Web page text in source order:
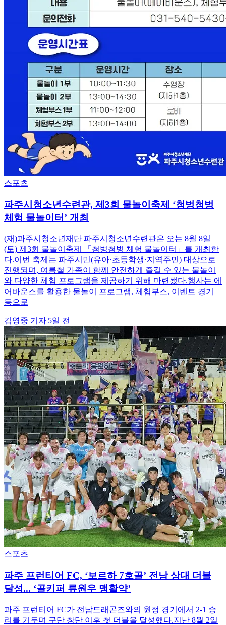
스포츠
파주시청소년수련관, 제3회 물놀이축제 ‘첨벙첨벙
체험 물놀이터’ 개최
(재)파주시청소년재단 파주시청소년수련관은 오는 8월 8일
(토) 제3회 물놀이축제 「첨벙첨벙 체험 물놀이터」를 개최한
다.이번 축제는 파주시민(유아·초등학생·지역주민) 대상으로
진행되며, 여름철 가족이 함께 안전하게 즐길 수 있는 물놀이
와 다양한 체험 프로그램을 제공하기 위해 마련됐다.행사는 에
어바운스를 활용한 물놀이 프로그램, 체험부스, 이벤트 경기
등으로
김영중 기자|5일 전
스포츠
파주 프런티어 FC, ‘보르하 7호골’ 전남 상대 더블
달성... ‘골키퍼 류원우 맹활약’
파주 프런티어 FC가 전남드래곤즈와의 원정 경기에서 2-1 승
리를 거두며 구단 창단 이후 첫 더블을 달성했다.지난 8월 2일